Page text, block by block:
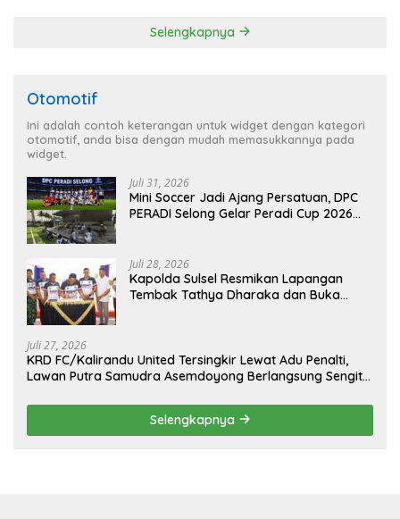
Selengkapnya
Otomotif
Ini adalah contoh keterangan untuk widget dengan kategori
otomotif, anda bisa dengan mudah memasukkannya pada
widget.
Juli 31, 2026
Mini Soccer Jadi Ajang Persatuan, DPC
PERADI Selong Gelar Peradi Cup 2026
Juli 28, 2026
Kapolda Sulsel Resmikan Lapangan
Tembak Tathya Dharaka dan Buka
Juli 27, 2026
KRD FC/Kalirandu United Tersingkir Lewat Adu Penalti,
Lawan Putra Samudra Asemdoyong Berlangsung Sengit
Selengkapnya